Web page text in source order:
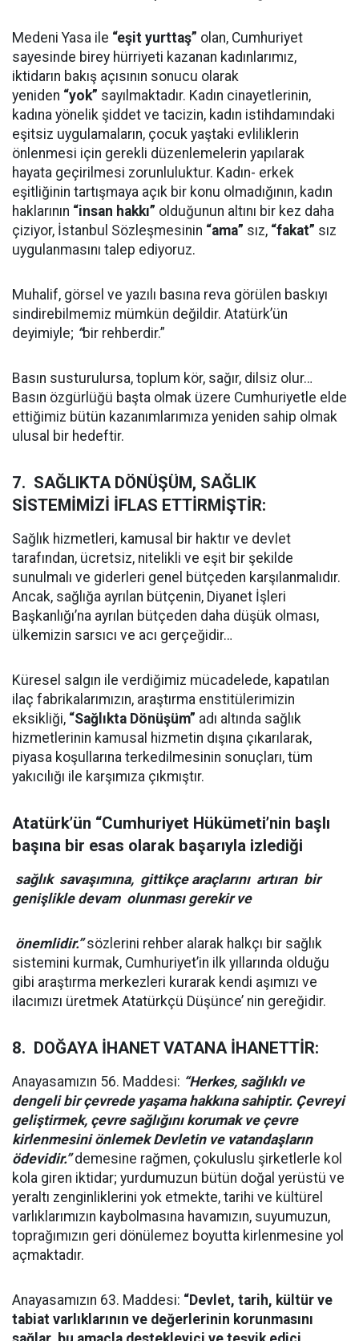
Medeni Yasa ile “eşit yurttaş” olan, Cumhuriyet
sayesinde birey hürriyeti kazanan kadınlarımız,
iktidarın bakış açısının sonucu olarak
yeniden “yok” sayılmaktadır. Kadın cinayetlerinin,
kadına yönelik şiddet ve tacizin, kadın istihdamındaki
eşitsiz uygulamaların, çocuk yaştaki evliliklerin
önlenmesi için gerekli düzenlemelerin yapılarak
hayata geçirilmesi zorunluluktur. Kadın- erkek
eşitliğinin tartışmaya açık bir konu olmadığının, kadın
haklarının “insan hakkı” olduğunun altını bir kez daha
çiziyor, İstanbul Sözleşmesinin “ama” sız, “fakat” sız
uygulanmasını talep ediyoruz.
Muhalif, görsel ve yazılı basına reva görülen baskıyı
sindirebilmemiz mümkün değildir. Atatürk’ün
deyimiyle; “bir rehberdir.”
Basın susturulursa, toplum kör, sağır, dilsiz olur…
Basın özgürlüğü başta olmak üzere Cumhuriyetle elde
ettiğimiz bütün kazanımlarımıza yeniden sahip olmak
ulusal bir hedeftir.
7. SAĞLIKTA DÖNÜŞÜM, SAĞLIK
SİSTEMİMİZİ İFLAS ETTİRMİŞTİR:
Sağlık hizmetleri, kamusal bir haktır ve devlet
tarafından, ücretsiz, nitelikli ve eşit bir şekilde
sunulmalı ve giderleri genel bütçeden karşılanmalıdır.
Ancak, sağlığa ayrılan bütçenin, Diyanet İşleri
Başkanlığı’na ayrılan bütçeden daha düşük olması,
ülkemizin sarsıcı ve acı gerçeğidir…
Küresel salgın ile verdiğimiz mücadelede, kapatılan
ilaç fabrikalarımızın, araştırma enstitülerimizin
eksikliği, “Sağlıkta Dönüşüm” adı altında sağlık
hizmetlerinin kamusal hizmetin dışına çıkarılarak,
piyasa koşullarına terkedilmesinin sonuçları, tüm
yakıcılığı ile karşımıza çıkmıştır.
Atatürk’ün “Cumhuriyet Hükümeti’nin başlı
başına bir esas olarak başarıyla izlediği
sağlık savaşımına, gittikçe araçlarını artıran bir
genişlikle devam olunması gerekir ve
önemlidir.”sözlerini rehber alarak halkçı bir sağlık
sistemini kurmak, Cumhuriyet’in ilk yıllarında olduğu
gibi araştırma merkezleri kurarak kendi aşımızı ve
ilacımızı üretmek Atatürkçü Düşünce’ nin gereğidir.
8. DOĞAYA İHANET VATANA İHANETTİR:
Anayasamızın 56. Maddesi: “Herkes, sağlıklı ve
dengeli bir çevrede yaşama hakkına sahiptir. Çevreyi
geliştirmek, çevre sağlığını korumak ve çevre
kirlenmesini önlemek Devletin ve vatandaşların
ödevidir.”demesine rağmen, çokuluslu şirketlerle kol
kola giren iktidar; yurdumuzun bütün doğal yerüstü ve
yeraltı zenginliklerini yok etmekte, tarihi ve kültürel
varlıklarımızın kaybolmasına havamızın, suyumuzun,
toprağımızın geri dönülemez boyutta kirlenmesine yol
açmaktadır.
Anayasamızın 63. Maddesi: “Devlet, tarih, kültür ve
tabiat varlıklarının ve değerlerinin korunmasını